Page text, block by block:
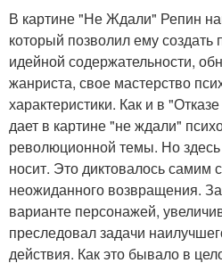
В картине "Не Ждали" Репин
который позволил ему
идейной содержательности,
жанриста, свое мастерство
характеристики. Как и в
дает в картине "не ждали"
революционной темы. Но здесь
носит. Это диктовалось
неожиданного возвращения.
варианте персонажей,
преследовал задачи
действия. Как это бывало в